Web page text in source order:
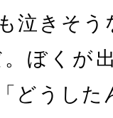
泣きそ
ぼくが
どうし